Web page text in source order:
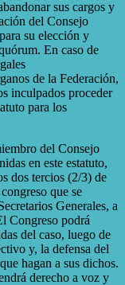
sus cargos y
del Consejo
su elección y
En caso de
de la Federación,
inculpados proceder
para los
del Consejo
en este estatuto,
dos tercios (2/3) de
que se
Generales, a
Congreso podrá
del caso, luego de
y, la defensa del
hagan a sus dichos.
derecho a voz y